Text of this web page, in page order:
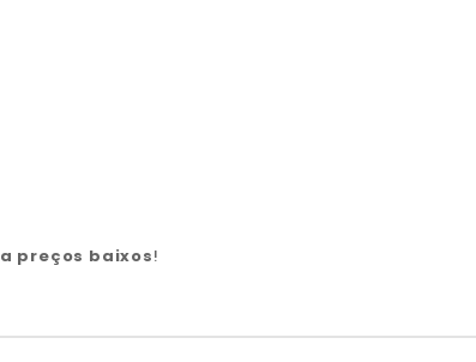
a preços baixos!